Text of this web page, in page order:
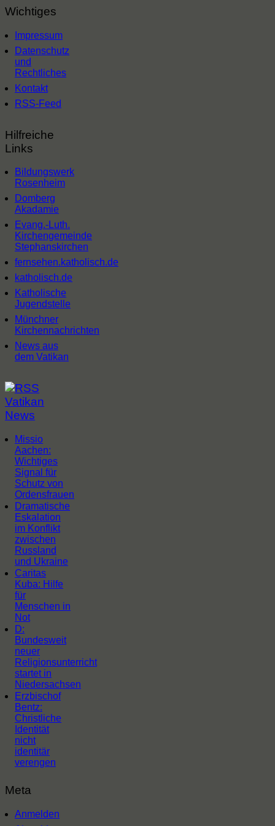
Wichtiges
Impressum
Datenschutz
und
Rechtliches
Kontakt
RSS-Feed
Hilfreiche
Links
Bildungswerk
Rosenheim
Domberg
Akadamie
Evang.-Luth.
Kirchengemeinde
Stephanskirchen
fernsehen.katholisch.de
katholisch.de
Katholische
Jugendstelle
Münchner
Kirchennachrichten
News aus
dem Vatikan
Vatikan
News
Missio
Aachen:
Wichtiges
Signal für
Schutz von
Ordensfrauen
Dramatische
Eskalation
im Konflikt
zwischen
Russland
und Ukraine
Caritas
Kuba: Hilfe
für
Menschen in
Not
D:
Bundesweit
neuer
Religionsunterricht
startet in
Niedersachsen
Erzbischof
Bentz:
Christliche
Identität
nicht
identitär
verengen
Meta
Anmelden